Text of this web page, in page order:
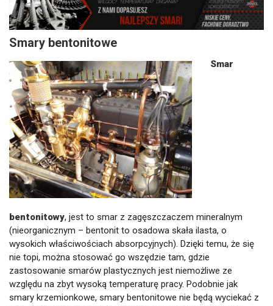
Smary bentonitowe
Smar
bentonitowy, jest to smar z zagęszczaczem mineralnym
(nieorganicznym – bentonit to osadowa skała ilasta, o
wysokich właściwościach absorpcyjnych). Dzięki temu, że się
nie topi, można stosować go wszędzie tam, gdzie
zastosowanie smarów plastycznych jest niemożliwe ze
względu na zbyt wysoką temperaturę pracy. Podobnie jak
smary krzemionkowe, smary bentonitowe nie będą wyciekać z